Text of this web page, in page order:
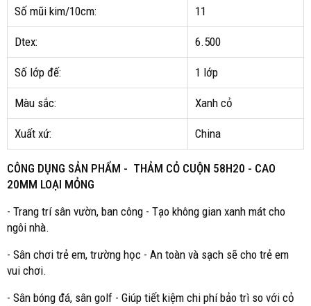
Số mũi kim/10cm: 11
Dtex: 6.500
Số lớp đế: 1 lớp
Màu sắc: Xanh cỏ
Xuất xứ: China
CÔNG DỤNG SẢN PHẨM - THẢM CỎ CUỘN 58H20 - CAO
20MM LOẠI MỎNG
- Trang trí sân vườn, ban công - Tạo không gian xanh mát cho
ngôi nhà.
- Sân chơi trẻ em, trường học - An toàn và sạch sẽ cho trẻ em
vui chơi.
- Sân bóng đá, sân golf - Giúp tiết kiệm chi phí bảo trì so với cỏ